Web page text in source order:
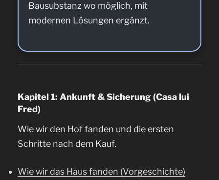
Bausubstanz wo möglich, mit
modernen Lösungen ergänzt.
Kapitel 1: Ankunft & Sicherung (Casa lui
Fred)
Wie wir den Hof fanden und die ersten
Schritte nach dem Kauf.
Wie wir das Haus fanden (Vorgeschichte)